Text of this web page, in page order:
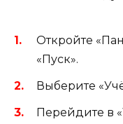
Откройте
«Пуск».
Выберите
Перейдите в